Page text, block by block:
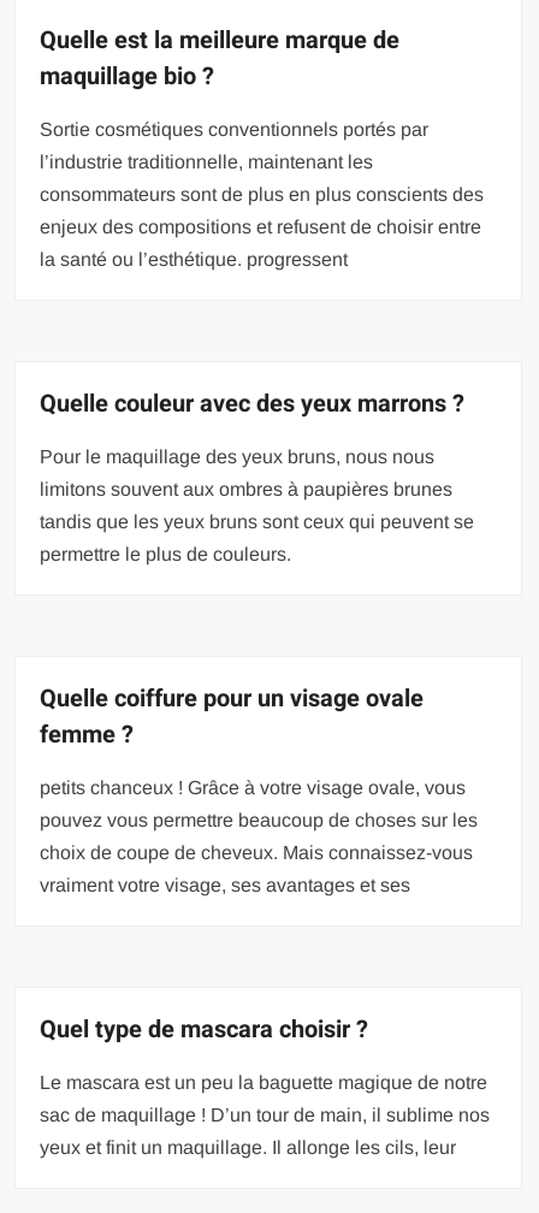
Quelle est la meilleure marque de
maquillage bio ?
Sortie cosmétiques conventionnels portés par
l’industrie traditionnelle, maintenant les
consommateurs sont de plus en plus conscients des
enjeux des compositions et refusent de choisir entre
la santé ou l’esthétique. progressent
Quelle couleur avec des yeux marrons ?
Pour le maquillage des yeux bruns, nous nous
limitons souvent aux ombres à paupières brunes
tandis que les yeux bruns sont ceux qui peuvent se
permettre le plus de couleurs.
Quelle coiffure pour un visage ovale
femme ?
petits chanceux ! Grâce à votre visage ovale, vous
pouvez vous permettre beaucoup de choses sur les
choix de coupe de cheveux. Mais connaissez-vous
vraiment votre visage, ses avantages et ses
Quel type de mascara choisir ?
Le mascara est un peu la baguette magique de notre
sac de maquillage ! D’un tour de main, il sublime nos
yeux et finit un maquillage. Il allonge les cils, leur